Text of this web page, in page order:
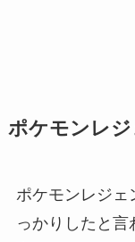
ポケモンレ
ポケモンレジェ
っかりしたと言